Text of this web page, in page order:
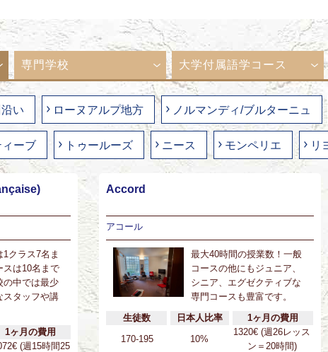
専門学校 大学付属語学コース
い ローヌアルプ地方 ノルマンディ/ブルターニュ
ーブ トゥールーズ ニース モンペリエ リ
クラス7名ま
スは10名まで
の中では最少
スタッフや講
1ヶ月の費用
(週15時間25
Accord
アコール
最大40時間の授業数！一般
コースの他にもジュニア、
シニア、エグゼクティブな
専門コースも豊富です。
生徒数
日本人比率
1ヶ月の費用
170-195
10%
1320€ (週26レッス
ン＝20時間)